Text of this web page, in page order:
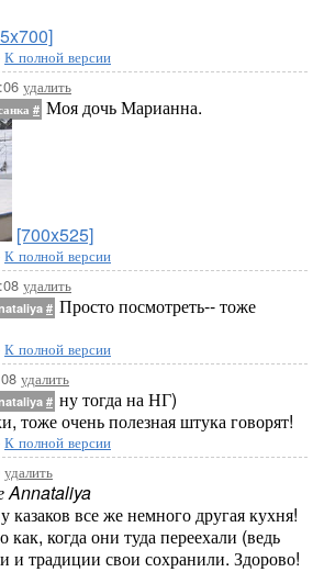
К полной версии
удалить
# Моя дочь Марианна.
[700x525]
К полной версии
удалить
# Просто посмотреть-- тоже
К полной версии
удалить
# ну тогда на НГ)
тоже очень полезная штука говорят!
К полной версии
удалить
Annataliya
казаков все же немного другая кухня!
когда они туда переехали (ведь
и традиции свои сохранили. Здорово!